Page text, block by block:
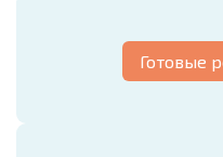
Готовые